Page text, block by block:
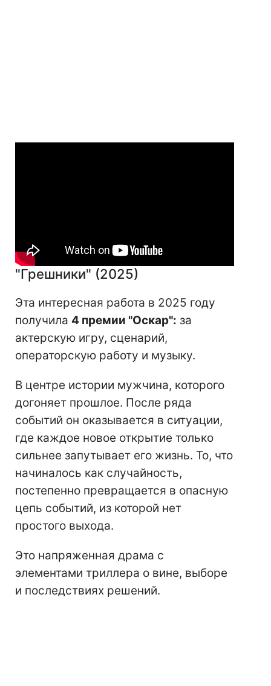
"Грешники" (2025)
Эта интересная работа в 2025 году
получила 4 премии "Оскар": за
актерскую игру, сценарий,
операторскую работу и музыку.
В центре истории мужчина, которого
догоняет прошлое. После ряда
событий он оказывается в ситуации,
где каждое новое открытие только
сильнее запутывает его жизнь. То, что
начиналось как случайность,
постепенно превращается в опасную
цепь событий, из которой нет
простого выхода.
Это напряженная драма с
элементами триллера о вине, выборе
и последствиях решений.